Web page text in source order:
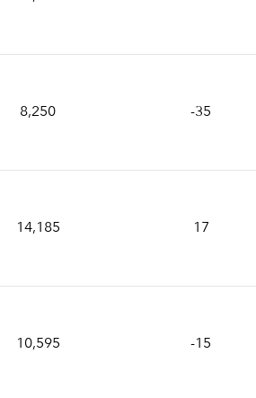
8,250 -35
14,185 17
10,595 -15